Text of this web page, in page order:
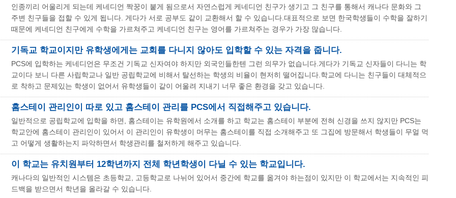
인종끼리 어울리게 되는데 케네디언 짝꿍이 붙게 됨으로서 자연스럽게 케네디언 친구가 생기고 그 친구를 통해서 캐나다 문화와 그
주변 친구들을 접할 수 있게 됩니다. 게다가 서로 공부도 같이 교환해서 할 수 있습니다.대표적으로 보면 한국학생들이 수학을 잘하기
때문에 케네디언 친구에게 수학을 가르쳐주고 케네디언 친구는 영어를 가르쳐주는 경우가 가장 많습니다.
기독교 학교이지만 유학생에게는 교회를 다니지 않아도 입학할 수 있는 자격을 줍니다.
PCS에 입학하는 케네디언은 무조건 기독교 신자여야 하지만 외국인들한텐 그런 의무가 없습니다.게다가 기독교 신자들이 다니는 학
교이다 보니 다른 사립학교나 일반 공립학교에 비해서 탈선하는 학생의 비율이 현저히 떨어집니다.학교에 다니는 친구들이 대체적으
로 착하고 문제있는 학생이 없어서 유학생들이 같이 어울려 지내기 너무 좋은 환경을 갖고 있습니다.
홈스테이 관리인이 따로 있고 홈스테이 관리를 PCS에서 직접해주고 있습니다.
일반적으로 공립학교에 입학을 하면, 홈스테이는 유학원에서 소개를 하고 학교는 홈스테이 부분에 전혀 신경을 쓰지 않지만 PCS는
학교안에 홈스테이 관리인이 있어서 이 관리인이 유학생이 머무는 홈스테이를 직접 소개해주고 또 그집에 방문해서 학생들이 무얼 먹
고 어떻게 생활하는지 파악하면서 학생관리를 철저하게 해주고 있습니다.
이 학교는 유치원부터 12학년까지 전체 학년학생이 다닐 수 있는 학교입니다.
캐나다의 일반적인 시스템은 초등학교, 고등학교로 나뉘어 있어서 중간에 학교를 옮겨야 하는점이 있지만 이 학교에서는 지속적인 피
드백을 받으면서 학년을 올라갈 수 있습니다.